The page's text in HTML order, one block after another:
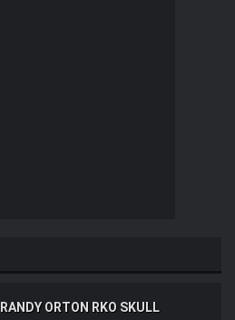
RANDY ORTON RKO SKULL